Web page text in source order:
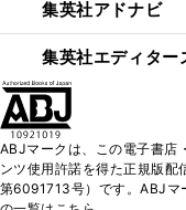
集英社アドナビ
集英社エディター
ABJマークは、この電子書店
ンツ使用許諾を得た正規版配
第6091713号）です。ABJマ